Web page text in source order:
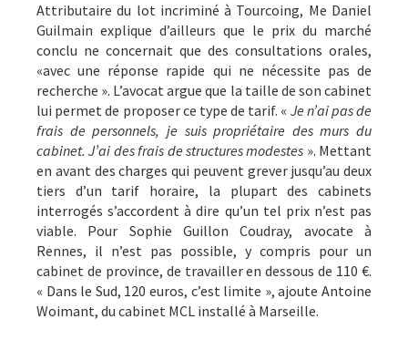
Attributaire du lot incriminé à Tourcoing, Me Daniel
Guilmain explique d’ailleurs que le prix du marché
conclu ne concernait que des consultations orales,
«avec une réponse rapide qui ne nécessite pas de
recherche ». L’avocat argue que la taille de son cabinet
lui permet de proposer ce type de tarif. « Je n’ai pas de
frais de personnels, je suis propriétaire des murs du
cabinet. J’ai des frais de structures modestes ». Mettant
en avant des charges qui peuvent grever jusqu’au deux
tiers d’un tarif horaire, la plupart des cabinets
interrogés s’accordent à dire qu’un tel prix n’est pas
viable. Pour Sophie Guillon Coudray, avocate à
Rennes, il n’est pas possible, y compris pour un
cabinet de province, de travailler en dessous de 110 €.
« Dans le Sud, 120 euros, c’est limite », ajoute Antoine
Woimant, du cabinet MCL installé à Marseille.